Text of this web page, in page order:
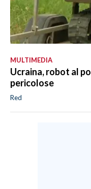
MULTIMEDIA
Ucraina, robot al
pericolose
Red